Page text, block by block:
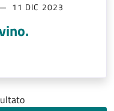
11 DIC 2023